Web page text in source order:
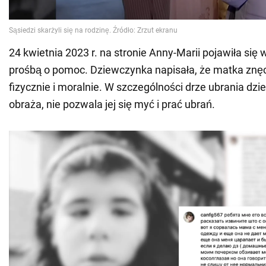
24 kwietnia 2023 r. na stronie Anny-Marii pojawiła się
prośbą o pomoc. Dziewczynka napisała, że matka
fizycznie i moralnie. W szczególności drze ubrania
obraża, nie pozwala jej się myć i prać ubrań.